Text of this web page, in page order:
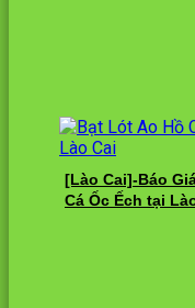
[Lào Cai]-Báo
Cá Ốc Ếch tại